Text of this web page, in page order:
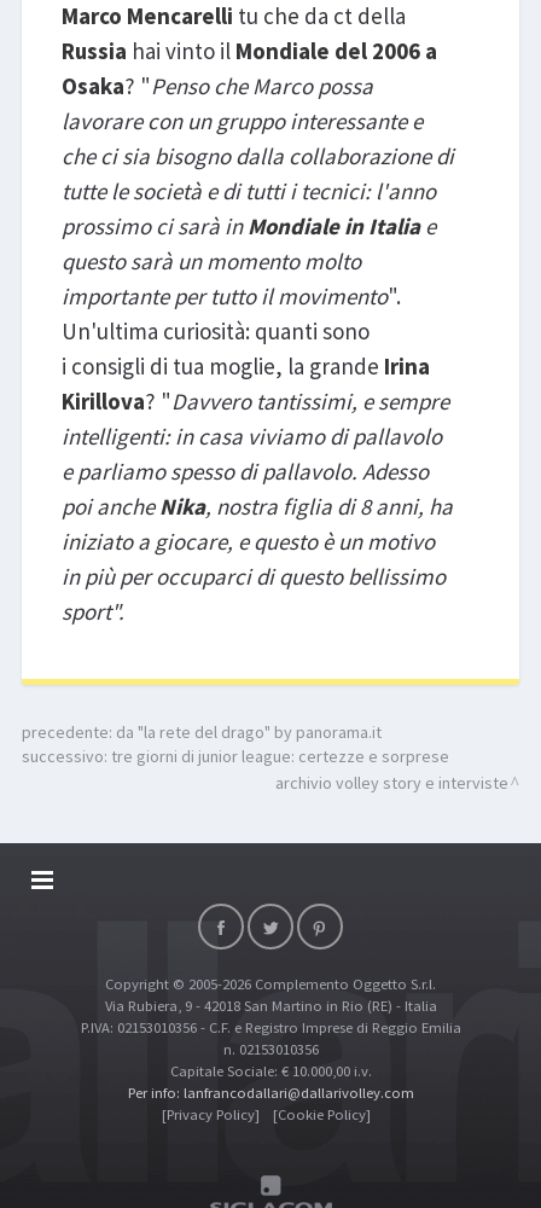
Marco Mencarelli tu che da ct della
Russia hai vinto il Mondiale del 2006 a
Osaka? "Penso che Marco possa
lavorare con un gruppo interessante e
che ci sia bisogno dalla collaborazione di
tutte le società e di tutti i tecnici: l'anno
prossimo ci sarà inMondiale in Italiae
questo sarà un momento molto
importante per tutto il movimento".
Un'ultima curiosità: quanti sono
i consigli di tua moglie, la grande Irina
Kirillova? "Davvero tantissimi, e sempre
intelligenti: in casa viviamo di pallavolo
e parliamo spesso di pallavolo. Adesso
poi ancheNika, nostra figlia di 8 anni, ha
iniziato a giocare, e questo è un motivo
in più per occuparci di questo bellissimo
sport".
precedente: da "la rete del drago" by panorama.it
successivo: tre giorni di junior league: certezze e sorprese
archivio volley story e interviste
DALLARIVOLLEY SOSTIENE
TOP RICERCHE
SITE MAP
Copyright © 2005-2026 Complemento Oggetto S.r.l.
Via Rubiera, 9 - 42018 San Martino in Rio (RE) - Italia
P.IVA: 02153010356 - C.F. e Registro Imprese di Reggio Emilia
n. 02153010356
Capitale Sociale: € 10.000,00 i.v.
Per info: lanfrancodallari@dallarivolley.com
[Privacy Policy]
[Cookie Policy]